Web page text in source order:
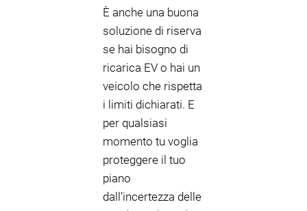
È anche una buona
soluzione di riserva
se hai bisogno di
ricarica EV o hai un
veicolo che rispetta
i limiti dichiarati. E
per qualsiasi
momento tu voglia
proteggere il tuo
piano
dall’incertezza delle